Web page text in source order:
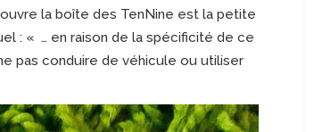
la boîte des TenNine est la petite
: « … en raison de la spécificité de ce
pas conduire de véhicule ou utiliser